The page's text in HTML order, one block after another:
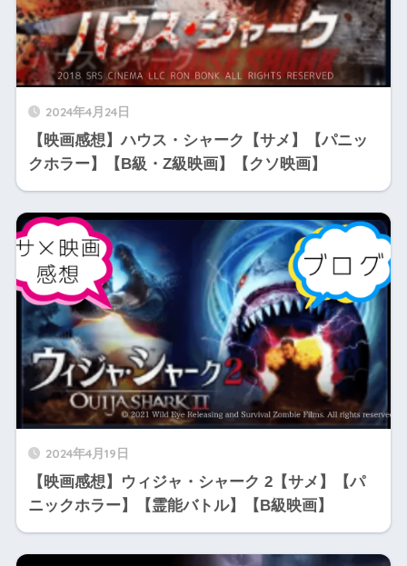
2024年4月24日
【映画感想】ハウス・シャーク【サメ】【パニッ
クホラー】【B級・Z級映画】【クソ映画】
2024年4月19日
【映画感想】ウィジャ・シャーク 2【サメ】【パ
ニックホラー】【霊能バトル】【B級映画】